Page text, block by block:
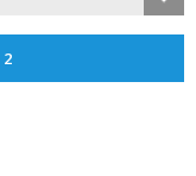
2